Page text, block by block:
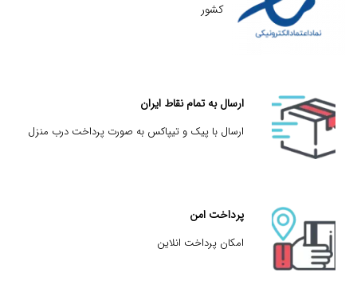
کشور
ارسال به تمام نقاط ایران
ارسال با پیک و تیپاکس به صورت پرداخت درب منزل
پرداخت امن
امکان پرداخت انلاین